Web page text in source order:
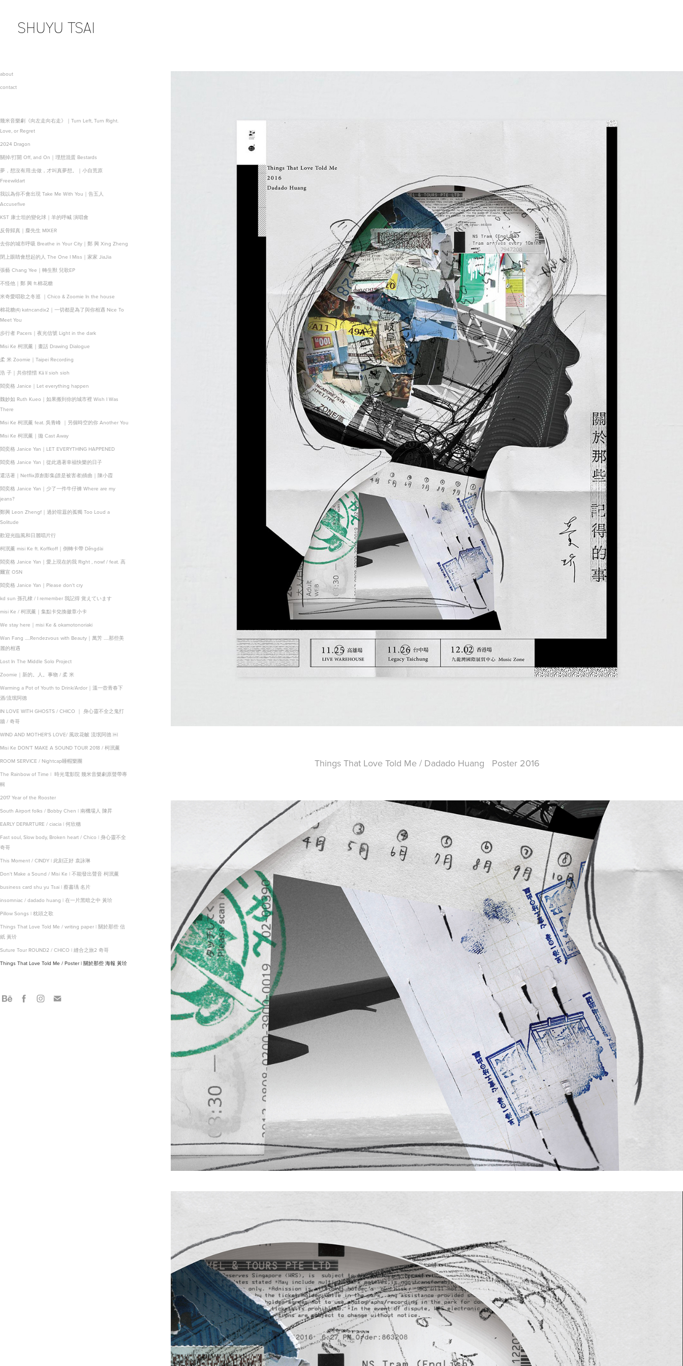
SHUYU TSAI
about
contact
幾米音樂劇《向左走向右走》｜Turn Left, Turn Right.
Love, or Regret
2024 Dragon
關掉/打開 Off, and On｜理想混蛋 Bestards
夢，想沒有用;去做，才叫真夢想。｜小自荒原
Freewildart
我以為你不會出現 Take Me With You｜告五人
Accusefive
KST 康士坦的變化球｜羊的呼喊 演唱會
反骨歸真｜麋先生 MIXER
去你的城市呼吸 Breathe in Your City｜鄭 興 Xing Zheng
閉上眼睛會想起的人 The One I Miss｜家家 JiaJia
張藝 Chang Yee｜轉生獸 兒歌EP
不怪他｜鄭 興 ft.棉花糖
米奇愛唱歌之冬巡 ｜Chico & Zoomie In the house
棉花糖(4) katncandix2｜一切都是為了與你相遇 Nice To
Meet You
步行者 Pacers｜夜光信號 Light in the dark
Misi Ke 柯泯薰｜畫話 Drawing Dialogue
柔 米 Zoomie｜Taipei Recording
浩 子｜共你惜惜 Kā lí sioh sioh
閻奕格 Janice｜Let everything happen
魏妙如 Ruth Kueo｜如果搬到你的城市裡 Wish I Was
There
Misi Ke 柯泯薰 feat. 吳青峰 ｜另個時空的你 Another You
Misi Ke 柯泯薰｜拋 Cast Away
閻奕格 Janice Yan｜LET EVERYTHING HAPPENED
閻奕格 Janice Yan｜從此過著幸福快樂的日子
還活著｜Netflix原創影集(誰是被害者)插曲｜陳小霞
閻奕格 Janice Yan｜少了一件牛仔褲 Where are my
jeans?
鄭興 Leon Zhengf｜過於喧囂的孤獨 Too Loud a
Solitude
歡迎光臨風和日麗唱片行
​​​​​​​​​​​​​​柯泯薰 misi Ke ft. Koffkoff｜倒轉卡帶 Děngdài
閻奕格 Janice Yan｜愛上現在的我 Right , now! / feat. 高
爾宣 OSN
閻奕格 Janice Yan｜Please don't cry
kd sun 孫孔棣 / I remember 我記得 覚えています
misi Ke / 柯泯薰｜集點卡兌換徽章小卡
We stay here｜misi Ke & okamotonoriaki
Wan Fang .....Rendezvous with Beauty｜萬芳 .....那些美
麗的相遇
Lost In The Middle Solo Project
Zoomie｜新的。人。事物 / 柔 米
Warming a Pot of Youth to Drink/Ardor｜溫一壺青春下
酒/流氓阿德
IN LOVE WITH GHOSTS / CHICO ｜ 身心靈不全之鬼打
牆 / 奇哥
WIND AND MOTHER'S LOVE/ 風吹花帔 流氓阿德 ￼
Misi Ke DON’T MAKE A SOUND TOUR 2018 / 柯泯薰
ROOM SERVICE / Nightcap睡帽樂團
The Rainbow of Time | ‭ ‬時光電影院‭ 幾米音樂劇‬原聲帶專
輯
2017 Year of the Rooster
South Airport folks / Bobby Chen | 南機場人 陳昇
EARLY DEPARTURE / ciacia | 何欣穗
Fast soul, Slow body, Broken heart / Chico | 身心靈不全
奇哥
This Moment / CINDY | 此刻正好 袁詠琳
Don't Make a Sound / Misi Ke | 不能發出聲音 柯泯薰
business card shu yu Tsai | 蔡書瑀 名片
insomniac / dadado huang | 在一片黑暗之中 黃玠
Pillow Songs | 枕頭之歌
Things That Love Told Me / writing paper | 關於那些 信
紙 黃玠
Suture Tour ROUND2 / CHICO | 縫合之旅2 奇哥
Things That Love Told Me / Poster | 關於那些 海報 黃玠
Things That Love Told Me / Dadado Huang Poster 2016